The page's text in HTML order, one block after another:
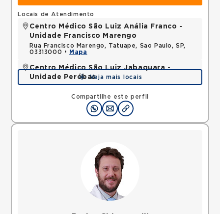
Compartilhe este perfil
Locais de Atendimento
Centro Médico São Luiz Anália Franco -
Unidade Francisco Marengo
Rua Francisco Marengo, Tatuape, Sao Paulo, SP,
03313000 •
Mapa
Centro Médico São Luiz Jabaquara -
Unidade Peróbas
Rua das Perobas, Jardim Oriental, Sao Paulo, SP,
Mapa
Veja mais locais